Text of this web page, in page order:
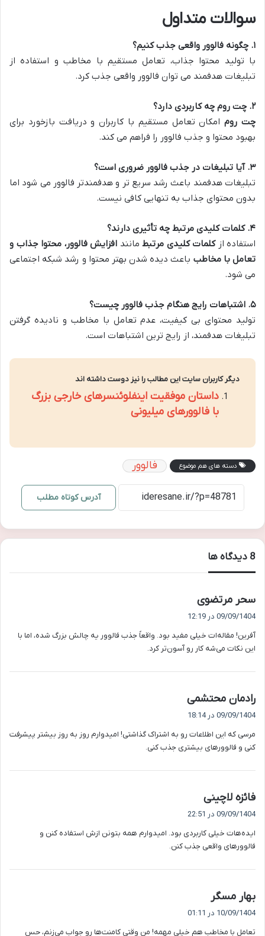
سوالات متداول
۱. چگونه فالوور واقعی جذب کنیم؟
با تولید محتوا جذاب، تعامل مستقیم با مخاطب و استفاده از
تبلیغات هدفمند می توان فالوور واقعی جذب کرد.
۲. چت روم چه کاربردی دارد؟
چت رومامکان تعامل مستقیم با کاربران و دریافت بازخورد برای
بهبود محتوا و جذب فالوور را فراهم می کند.
۳. آیا تبلیغات در جذب فالوور ضروری است؟
تبلیغات هدفمند باعث رشد سریع تر و هدفمندتر فالوور می شود اما
بدون محتوای جذاب به تنهایی کافی نیست.
۴. کلمات کلیدی مرتبط چه تأثیری دارند؟
استفاده ازکلمات کلیدی مرتبط مانند افزایش فالوور، محتوا جذاب و
تعامل با مخاطب باعث دیده شدن بهتر محتوا و رشد شبکه اجتماعی
می شود.
۵. اشتباهات رایج هنگام جذب فالوور چیست؟
تولید محتوای بی کیفیت، عدم تعامل با مخاطب و نادیده گرفتن
تبلیغات هدفمند، از رایج ترین اشتباهات است.
دیگر کاربران سایت این مطالب را نیز دوست داشته اند
داستان موفقیت اینفلوئنسرهای خارجی بزرگ
با فالوورهای میلیونی
دسته های هم موضوع فالوور
آدرس کوتاه مطلب
‫8 دیدگاه ها
سحر مرتضوی
ف
:
09/09/1404 در 12:19
آفرین! مقاله‌ات خیلی مفید بود. واقعاً جذب فالوور یه چالش بزرگ شده، اما با
این نکات می‌شه کار رو آسون‌تر کرد.
رادمان محتشمی
:
09/09/1404 در 18:14
مرسی که این اطلاعات رو به اشتراک گذاشتی! امیدوارم روز به روز بیشتر پیشرفت
کنی و فالوورهای بیشتری جذب کنی.
فائزه لاچینی
ف
:
09/09/1404 در 22:51
ایده‌هات خیلی کاربردی بود. امیدوارم همه بتونن ازش استفاده کنن و
فالوورهای واقعی جذب کنن.
بهار مسگر
10/09/1404 در 01:11
تعامل با مخاطب هم خیلی مهمه! من وقتی کامنت‌ها رو جواب می‌زنم، حس